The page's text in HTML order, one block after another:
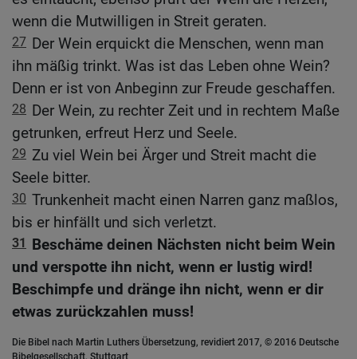
wenn die Mutwilligen in Streit geraten.
27 Der Wein erquickt die Menschen, wenn man
ihn mäßig trinkt. Was ist das Leben ohne Wein?
Denn er ist von Anbeginn zur Freude geschaffen.
28 Der Wein, zu rechter Zeit und in rechtem Maße
getrunken, erfreut Herz und Seele.
29 Zu viel Wein bei Ärger und Streit macht die
Seele bitter.
30 Trunkenheit macht einen Narren ganz maßlos,
bis er hinfällt und sich verletzt.
31
Beschäme deinen Nächsten nicht beim Wein
und verspotte ihn nicht, wenn er lustig wird!
Beschimpfe und dränge ihn nicht, wenn er dir
etwas zurückzahlen muss!
Die Bibel nach Martin Luthers Übersetzung, revidiert 2017, © 2016 Deutsche